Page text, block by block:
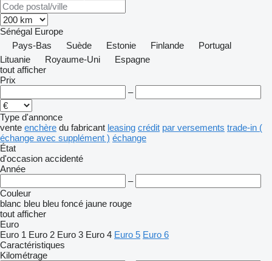
Sénégal Europe
Pays-Bas
Suède Estonie Finlande
Portugal
Lituanie
Royaume-Uni
Espagne
tout afficher
Prix
–
Type d'annonce
vente enchère du fabricant leasing crédit par versements trade-in (
échange avec supplément ) échange
État
d'occasion accidenté
Année
–
Couleur
blanc bleu bleu foncé jaune rouge
tout afficher
Euro
Euro 1 Euro 2 Euro 3 Euro 4 Euro 5 Euro 6
Caractéristiques
Kilométrage